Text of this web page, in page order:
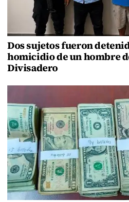
Dos sujetos fueron
homicidio de un hombre
Divisadero